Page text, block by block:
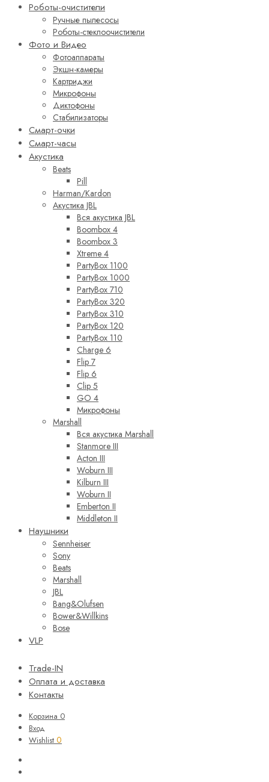
Роботы-очистители
Ручные пылесосы
Роботы-стеклоочистители
Фото и Видео
Фотоаппараты
Экшн-камеры
Картриджи
Микрофоны
Диктофоны
Стабилизаторы
Смарт-очки
Смарт-часы
Акустика
Beats
Pill
Harman/Kardon
Акустика JBL
Вся акустика JBL
Boombox 4
Boombox 3
Xtreme 4
PartyBox 1100
PartyBox 1000
PartyBox 710
PartyBox 320
PartyBox 310
PartyBox 120
PartyBox 110
Charge 6
Flip 7
Flip 6
Clip 5
GO 4
Микрофоны
Marshall
Вся акустика Marshall
Stanmore III
Acton III
Woburn III
Kilburn III
Woburn II
Emberton II
Middleton II
Наушники
Sennheiser
Sony
Beats
Marshall
JBL
Bang&Olufsen
Bower&Willkins
Bose
VLP
Trade-IN
Оплата и доставка
Контакты
Корзина 0
Вход
Wishlist 0